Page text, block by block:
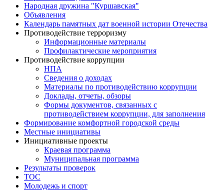
Народная дружина "Куршавская"
Объявления
Календарь памятных дат военной истории Отечества
Противодействие терроризму
Информационные материалы
Профилактические мероприятия
Противодействие коррупции
НПА
Сведения о доходах
Материалы по противодействию коррупции
Доклады, отчеты, обзоры
Формы документов, связанных с
противодействием коррупции, для заполнения
Формирование комфортной городской среды
Местные инициативы
Инициативные проекты
Краевая программа
Муниципальная программа
Результаты проверок
ТОС
Молодежь и спорт